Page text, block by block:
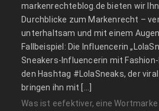
markenrechteblog.de bieten wir
Durchblicke zum Markenrecht –
unterhaltsam und mit einem
Fallbeispiel: Die Influencerin
Sneakers-Influencerin mit
den Hashtag #LolaSneaks, der
bringen ihn mit […]
Was ist eefektiver, eine